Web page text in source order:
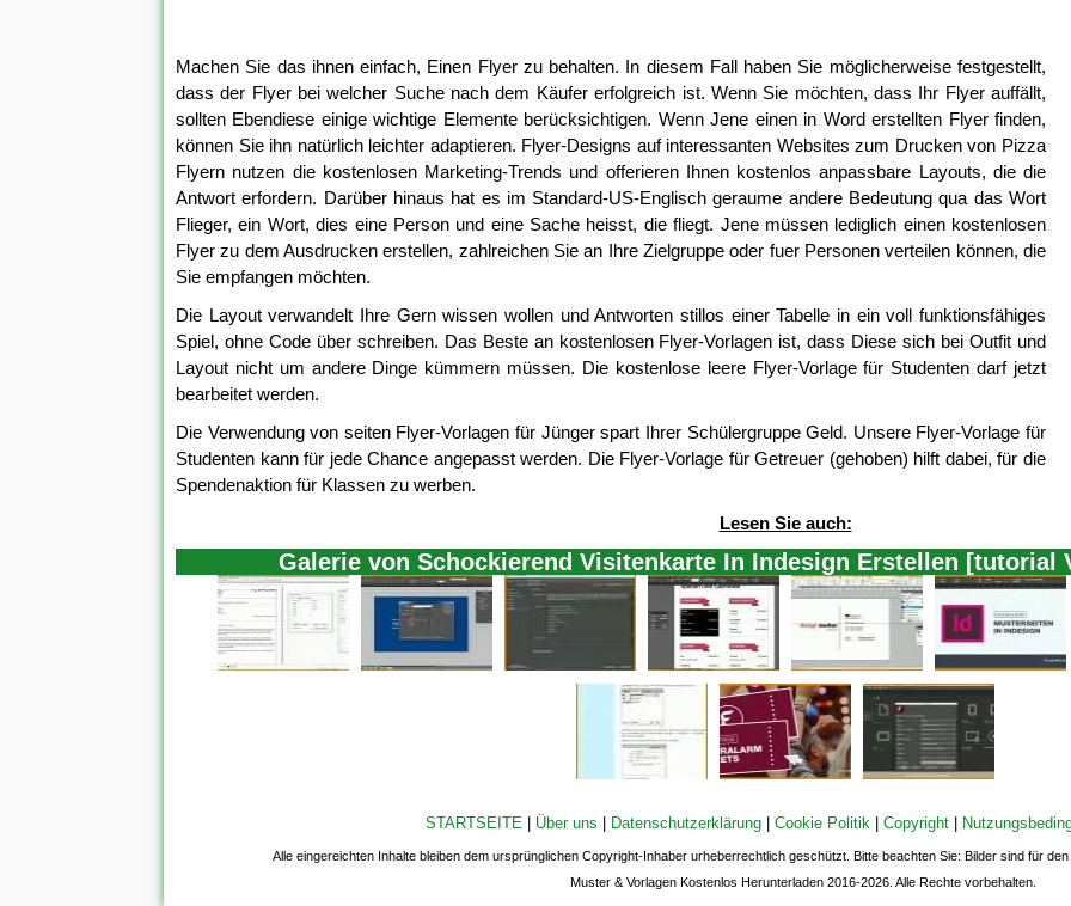
Machen Sie das ihnen einfach, Einen Flyer zu behalten. In diesem Fall haben Sie möglicherweise festgestellt,
dass der Flyer bei welcher Suche nach dem Käufer erfolgreich ist. Wenn Sie möchten, dass Ihr Flyer auffällt,
sollten Ebendiese einige wichtige Elemente berücksichtigen. Wenn Jene einen in Word erstellten Flyer finden,
können Sie ihn natürlich leichter adaptieren. Flyer-Designs auf interessanten Websites zum Drucken von Pizza
Flyern nutzen die kostenlosen Marketing-Trends und offerieren Ihnen kostenlos anpassbare Layouts, die die
Antwort erfordern. Darüber hinaus hat es im Standard-US-Englisch geraume andere Bedeutung qua das Wort
Flieger, ein Wort, dies eine Person und eine Sache heisst, die fliegt. Jene müssen lediglich einen kostenlosen
Flyer zu dem Ausdrucken erstellen, zahlreichen Sie an Ihre Zielgruppe oder fuer Personen verteilen können, die
Sie empfangen möchten.
Die Layout verwandelt Ihre Gern wissen wollen und Antworten stillos einer Tabelle in ein voll funktionsfähiges
Spiel, ohne Code über schreiben. Das Beste an kostenlosen Flyer-Vorlagen ist, dass Diese sich bei Outfit und
Layout nicht um andere Dinge kümmern müssen. Die kostenlose leere Flyer-Vorlage für Studenten darf jetzt
bearbeitet werden.
Die Verwendung von seiten Flyer-Vorlagen für Jünger spart Ihrer Schülergruppe Geld. Unsere Flyer-Vorlage für
Studenten kann für jede Chance angepasst werden. Die Flyer-Vorlage für Getreuer (gehoben) hilft dabei, für die
Spendenaktion für Klassen zu werben.
Lesen Sie auch:
Galerie von Schockierend Visitenkarte In Indesign Erstellen [tutorial
STARTSEITE| Über uns Datenschutzerklärung| Cookie Politik| Copyright|
Alle eingereichten Inhalte bleiben dem ursprünglichen Copyright-Inhaber urheberrechtlich geschützt. Bitte beachten Sie: Bilder sind für
Muster & Vorlagen Kostenlos Herunterladen 2016-2026. Alle Rechte vorbehalten.